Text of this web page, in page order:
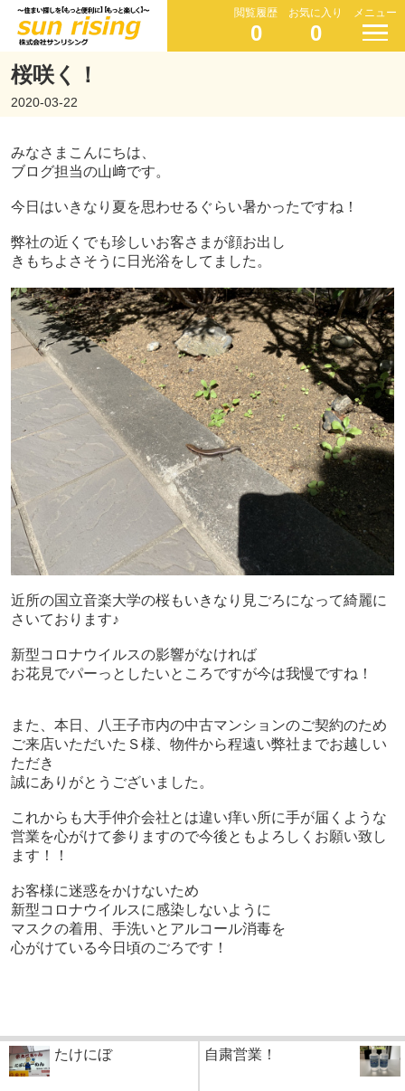
閲覧履歴
0
お気に入り
0
メニュー
桜咲く！
2020-03-22
みなさまこんにちは、
ブログ担当の山﨑です。
今日はいきなり夏を思わせるぐらい暑かったですね！
弊社の近くでも珍しいお客さまが顔お出し
きもちよさそうに日光浴をしてました。
近所の国立音楽大学の桜もいきなり見ごろになって綺麗に
さいております♪
新型コロナウイルスの影響がなければ
お花見でパーっとしたいところですが今は我慢ですね！
また、本日、八王子市内の中古マンションのご契約のため
ご来店いただいたＳ様、物件から程遠い弊社までお越しい
ただき
誠にありがとうございました。
これからも大手仲介会社とは違い痒い所に手が届くような
営業を心がけて参りますので今後ともよろしくお願い致し
ます！！
お客様に迷惑をかけないため
新型コロナウイルスに感染しないように
マスクの着用、手洗いとアルコール消毒を
心がけている今日頃のごろです！
たけにぼ 自粛営業！